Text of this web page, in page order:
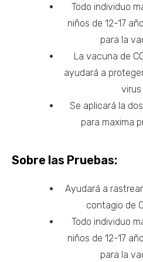
Todo individuo
niños de 12-17
para la
La vacuna de
ayudará a
virus
Se aplicará la
para maxima
Sobre las Pruebas:
Ayudará a
contagio de
Todo individuo
niños de 12-17
para la